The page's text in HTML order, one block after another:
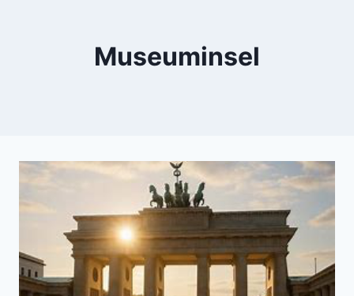
Museuminsel